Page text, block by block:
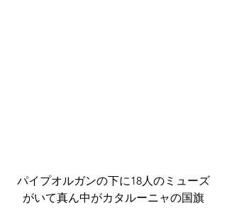
パイプオルガンの下に18人のミューズ
がいて真ん中がカタルーニャの国旗